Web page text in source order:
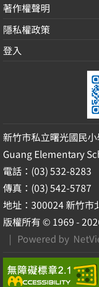
著作權聲明
隱私權政策
登入
新竹市私立曙光國民
Guang Elementary
電話：(03) 532-8283
傳真：(03) 542-5787
地址：300024 新竹市
版權所有 © 1969 -
| Powered by